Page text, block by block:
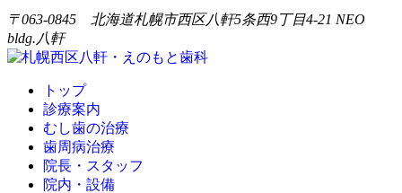
〒063-0845 北海道札幌市西区八軒5条西9丁目4-21 NEO
bldg.八軒
トップ
診療案内
むし歯の治療
歯周病治療
院長・スタッフ
院内・設備